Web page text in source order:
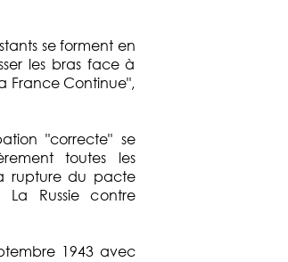
se forment en
les bras face à
France Continue",
"correcte" se
toutes les
rupture du pacte
Russie contre
1943 avec